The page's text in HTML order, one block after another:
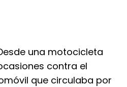
Desde una motocicleta
contra el
que circulaba por